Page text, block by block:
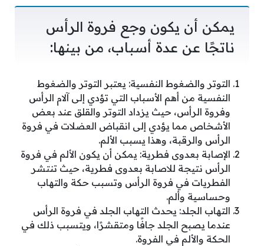
يمكن أن يكون وجع فروة الرأس
ناتجًا عن عدة أسباب، من بينها:
التوتر والضغوط النفسية: يعتبر التوتر والضغوط
النفسية من أهم الأسباب التي تؤدي إلى آلام الرأس
وفروة الرأس، حيث يزداد التوتر والقلق عند بعض
الأشخاص مما يؤدي إلى انقباض العضلات في فروة
الرأس والرقبة، وهذا يسبب الألم.
الإصابة بعدوى فطرية: يمكن أن يكون الألم في فروة
الرأس نتيجة للاصابة بعدوى فطرية، حيث تنتشر
الفطريات في فروة الرأس وتسبب حكة والتهاب
وحساسية وألم.
التهاب الجلد: يحدث التهاب الجلد في فروة الرأس
عندما يصبح الجلد جافًا ومتقشرًا، ويتسبب ذلك في
الحكة والألم في الفروة.